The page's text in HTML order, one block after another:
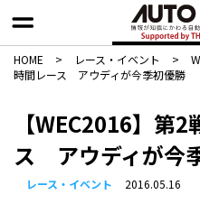
HOME > レース・イベント >
時間レース アウディが今季初優勝
【WEC2016】
ス アウディが今
レース・イベント 2016.05.16